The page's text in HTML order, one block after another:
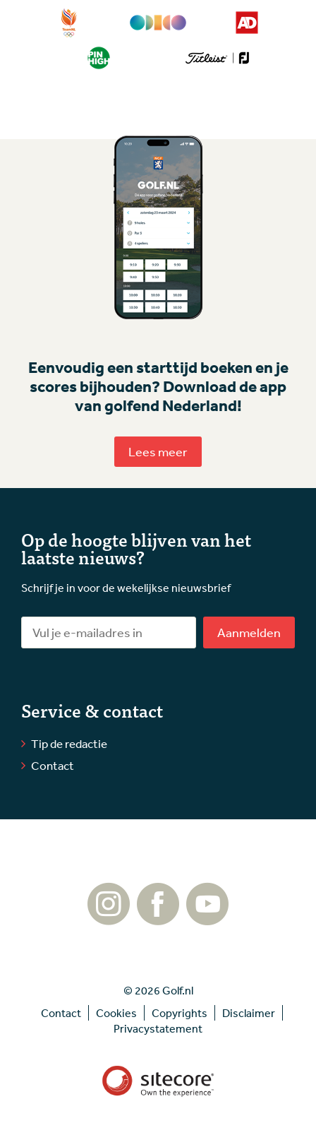
Eenvoudig een starttijd boeken en je
scores bijhouden? Download de app
van golfend Nederland!
Lees meer
Op de hoogte blijven van het
laatste nieuws?
Schrijf je in voor de wekelijkse nieuwsbrief
Aanmelden
Service & contact
Tip de redactie
Contact
© 2026 Golf.nl
Contact
Cookies Copyrights
Disclaimer
Privacystatement